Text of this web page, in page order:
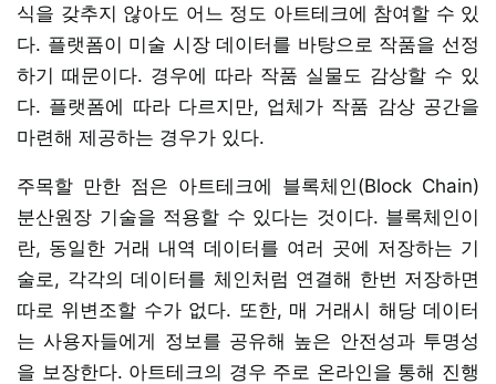
식을 갖추지 않아도 어느 정도 아트테크에 참여할 수 있
다. 플랫폼이 미술 시장 데이터를 바탕으로 작품을 선정
하기 때문이다. 경우에 따라 작품 실물도 감상할 수 있
다. 플랫폼에 따라 다르지만, 업체가 작품 감상 공간을
마련해 제공하는 경우가 있다.
주목할 만한 점은 아트테크에 블록체인(Block Chain)
분산원장 기술을 적용할 수 있다는 것이다. 블록체인이
란, 동일한 거래 내역 데이터를 여러 곳에 저장하는 기
술로, 각각의 데이터를 체인처럼 연결해 한번 저장하면
따로 위변조할 수가 없다. 또한, 매 거래시 해당 데이터
는 사용자들에게 정보를 공유해 높은 안전성과 투명성
을 보장한다. 아트테크의 경우 주로 온라인을 통해 진행